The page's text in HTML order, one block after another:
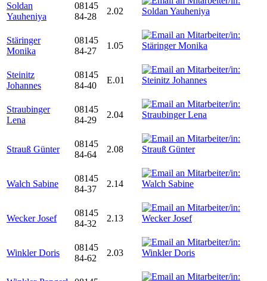
Soldan
Yauheniya
08145
84-28
2.02
Stäringer
Monika
08145
84-27
1.05
Steinitz
Johannes
08145
84-40
E.01
Straubinger
Lena
08145
84-29
2.04
Strauß Günter
08145
84-64
2.08
Walch Sabine
08145
84-37
2.14
Wecker Josef
08145
84-32
2.13
Winkler Doris
08145
84-62
2.03